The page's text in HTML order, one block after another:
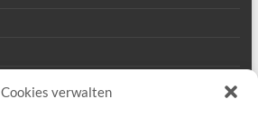
Cookies verwalten